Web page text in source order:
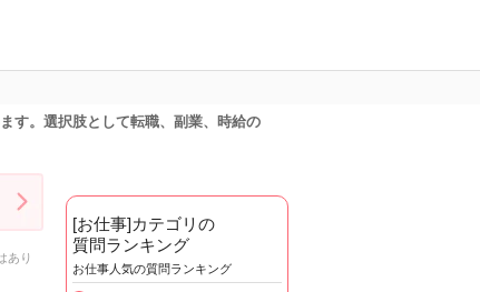
す。選択肢として転職、副業、時給の
あり
[お仕事]カテゴリの
質問ランキング
お仕事人気の質問ランキング